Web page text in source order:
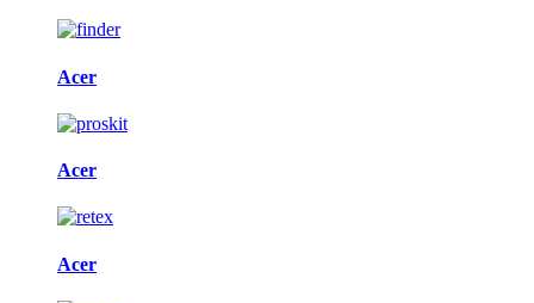
Acer
Acer
Acer